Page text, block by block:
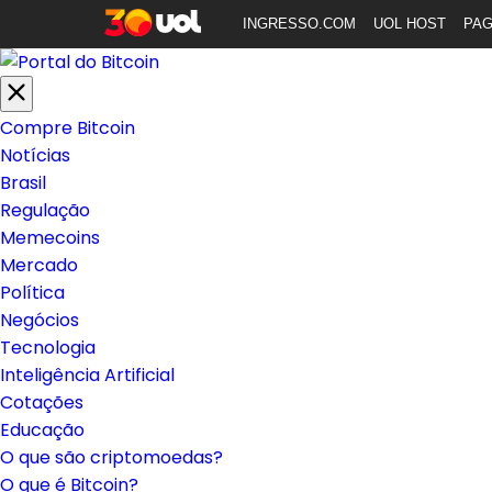
INGRESSO.COM UOL HOST
Compre Bitcoin
Notícias
Brasil
Regulação
Memecoins
Mercado
Política
Negócios
Tecnologia
Inteligência Artificial
Cotações
Educação
O que são criptomoedas?
O que é Bitcoin?